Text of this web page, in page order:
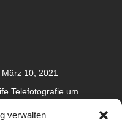
verwalten
März 10, 2021
Telefotografie um